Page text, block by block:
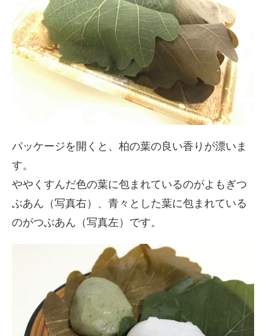
パッケージを開くと、柏の葉の良い香りが漂いま
す。
ややくすんだ色の葉に包まれているのがよもぎつ
ぶあん（写真右）、青々とした葉に包まれている
のがつぶあん（写真左）です。